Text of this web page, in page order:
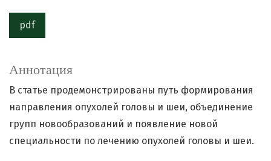
pdf
Аннотация
В статье продемонстрированы путь формирования
направления опухолей головы и шеи, объединение
групп новообразований и появление новой
специальности по лечению опухолей головы и шеи.